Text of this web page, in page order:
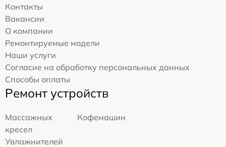
Контакты
Вакансии
О компании
Ремонтируемые модели
Наши услуги
Согласие на обработку персональных данных
Способы оплаты
Ремонт устройств
Массажных
кресел
Кофемашин
Увлажнителей